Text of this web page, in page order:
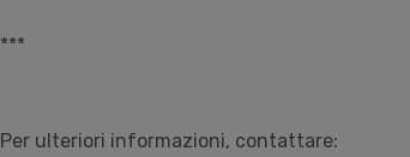
***
Per ulteriori informazioni, contattare: